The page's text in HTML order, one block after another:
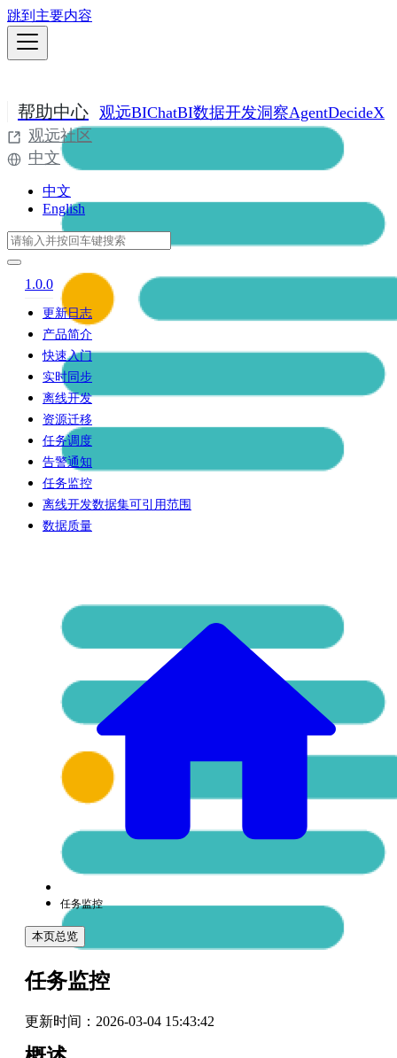
跳到主要内容
帮助中心 观远BIChatBI数据开发洞察AgentDecideX
观远社区
中文
中文
English
1.0.0
更新日志
产品简介
快速入门
实时同步
离线开发
资源迁移
任务调度
告警通知
任务监控
离线开发数据集可引用范围
数据质量
任务监控
本页总览
任务监控
更新时间： 2026-03-04 15:43:42